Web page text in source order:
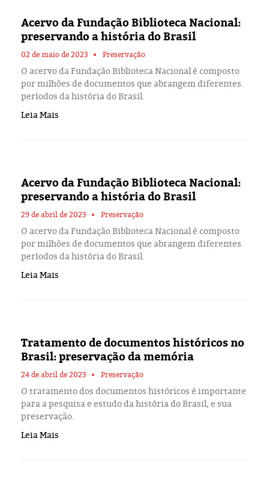
Acervo da Fundação Biblioteca Nacional:
preservando a história do Brasil
02 de maio de 2023 Preservação
O acervo da Fundação Biblioteca Nacional é composto
por milhões de documentos que abrangem diferentes
períodos da história do Brasil.
Leia Mais
Acervo da Fundação Biblioteca Nacional:
preservando a história do Brasil
29 de abril de 2023 Preservação
O acervo da Fundação Biblioteca Nacional é composto
por milhões de documentos que abrangem diferentes
períodos da história do Brasil.
Leia Mais
Tratamento de documentos históricos no
Brasil: preservação da memória
24 de abril de 2023 Preservação
O tratamento dos documentos históricos é importante
para a pesquisa e estudo da história do Brasil, e sua
preservação.
Leia Mais